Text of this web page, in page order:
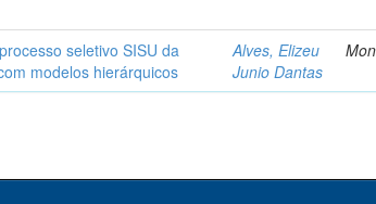
seletivo SISU da
modelos hierárquicos
Alves, Elizeu
Junio Dantas